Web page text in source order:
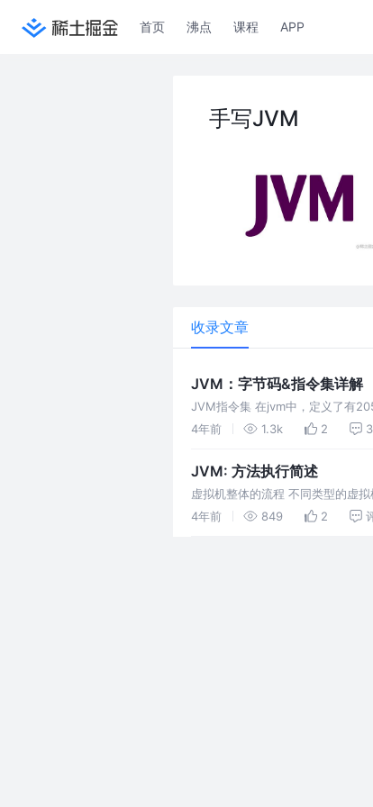
首页 沸点 课程 APP
手写JVM
收录文章
JVM：字节码&指令集详解
JVM指令集 在jvm中，定义了有
一个任务就是解释执行这些指
4年前 1.3k 2 3
JVM: 方法执行简述
虚拟机整体的流程 不同类型的虚
的，基于栈的实现稍微简单，移植
4年前 849 2